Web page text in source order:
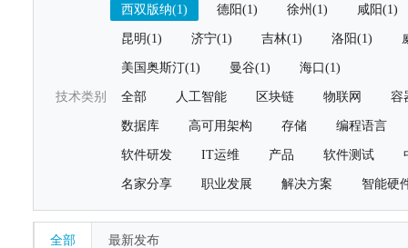
西双版纳(1) 德阳(1) 徐州(1) 咸阳(1)
昆明(1) 济宁(1) 吉林(1) 洛阳(1)
美国奥斯汀(1) 曼谷(1) 海口(1)
技术类别 全部 人工智能 区块链 物联网 容
数据库 高可用架构 存储 编程语言
软件研发 IT运维 产品 软件测试
名家分享 职业发展 解决方案 智能硬
全部 最新发布